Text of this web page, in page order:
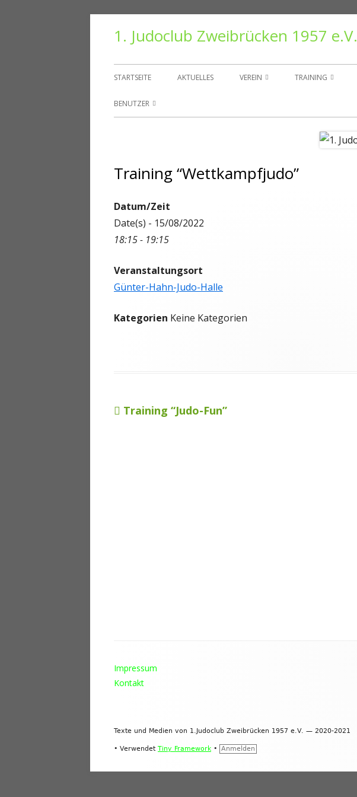
1. Judoclub Zweibrücken 1957 e.V.
Primäres
Menü
STARTSEITE AKTUELLES VEREIN
VEREINSGESCHICHTE
TRAINING
BENUTZER
KONTO
ABMELDEN
MITGLIEDER
Training “Wettkampfjudo”
Datum/Zeit
Date(s) - 15/08/2022
18:15 - 19:15
Veranstaltungsort
Günter-Hahn-Judo-Halle
Kategorien Keine Kategorien
Beitragsnavigation
Vorheriger
Training “Judo-Fun”
Inhalt
Impressum
Kontakt
Texte und Medien von 1.Judoclub Zweibrücken 1957 e.V. — 2020-2021
• Verwendet Tiny Framework • Anmelden